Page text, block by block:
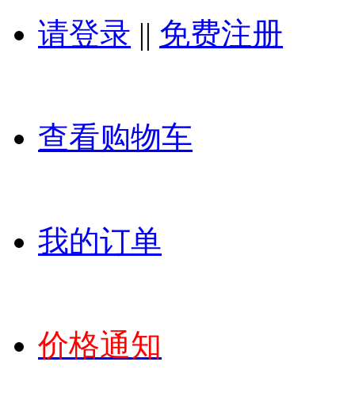
请登录 || 免费注册
查看购物车
我的订单
价格通知